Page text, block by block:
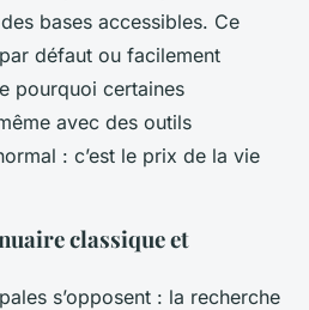
bases accessibles. Ce
défaut ou facilement
pourquoi certaines
avec des outils
: c’est le prix de la vie
classique et
s’opposent : la recherche